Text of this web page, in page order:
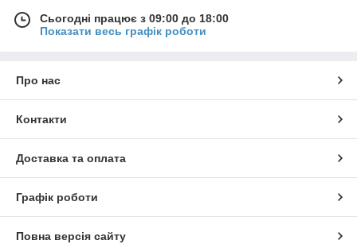
Сьогодні працює з 09:00 до 18:00
Показати весь графік роботи
Про нас
Контакти
Доставка та оплата
Графік роботи
Повна версія сайту